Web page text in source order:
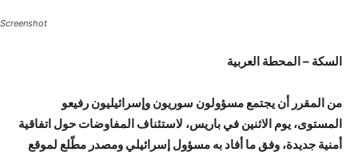
Screenshot
السكة – المحطة العربية
من المقرر أن يجتمع مسؤولون سوريون وإسرائيليون رفيعو
المستوى، يوم الاثنين في باريس، لاستئناف المفاوضات حول اتفاقية
أمنية جديدة، وفق ما أفاد به مسؤول إسرائيلي ومصدر مطّلع لموقع